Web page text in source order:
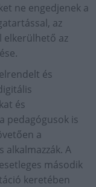
ne engedjenek a
az
elkerülhető az
és
és
pedagógusok is
a
A
második
keretében